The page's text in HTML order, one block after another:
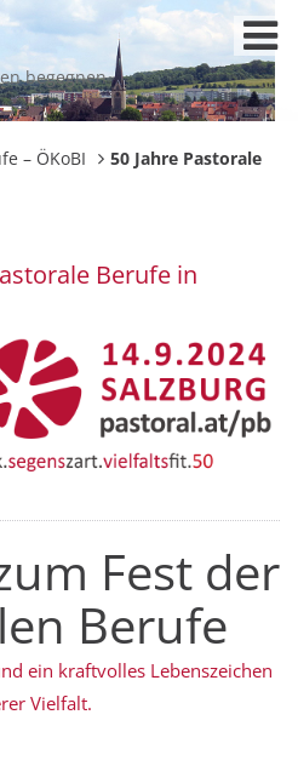
begegnen
– ÖKoBI
50 Jahre Pastorale
Berufe in
Fest der
Berufe
ein kraftvolles Lebenszeichen
Vielfalt.